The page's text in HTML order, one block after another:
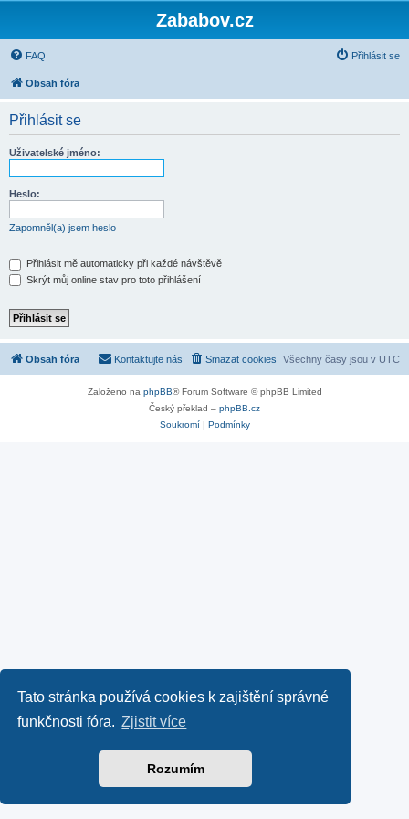
Tato stránka používá cookies k zajištění správné
funkčnosti fóra. Zjistit více
Rozumím
Zababov.cz
FAQ Přihlásit se
Obsah fóra
Přihlásit se
Uživatelské jméno:
Heslo:
Zapomněl(a) jsem heslo
Přihlásit mě automaticky při každé návštěvě
Skrýt můj online stav pro toto přihlášení
Obsah fóra Všechny časy jsou v UTC
Smazat cookies
Kontaktujte nás
Založeno na phpBB® Forum Software © phpBB Limited
Český překlad – phpBB.cz
Soukromí| Podmínky